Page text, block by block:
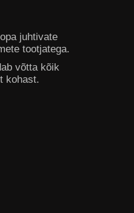
juhtivate
tootjatega.
võtta kõik
kohast.